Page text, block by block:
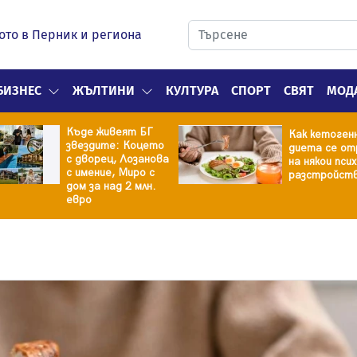
в Перник и региона
ЖЪЛТИНИ КУЛТУРА СПОРТ СВЯТ
Къде живеят БГ
звездите: Коцето
с дворец, Лозанова
с имение, Миро с
дом за над 2 млн.
евро
Как
диета се
на някои